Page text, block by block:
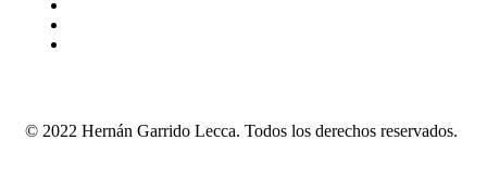
© 2022 Hernán Garrido Lecca. Todos los derechos reservados.